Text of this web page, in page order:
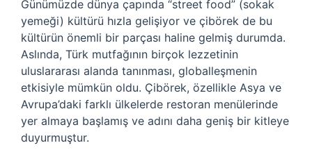
Günümüzde dünya çapında “street food” (sokak
yemeği) kültürü hızla gelişiyor ve çibörek de bu
kültürün önemli bir parçası haline gelmiş durumda.
Aslında, Türk mutfağının birçok lezzetinin
uluslararası alanda tanınması, globalleşmenin
etkisiyle mümkün oldu. Çibörek, özellikle Asya ve
Avrupa’daki farklı ülkelerde restoran menülerinde
yer almaya başlamış ve adını daha geniş bir kitleye
duyurmuştur.